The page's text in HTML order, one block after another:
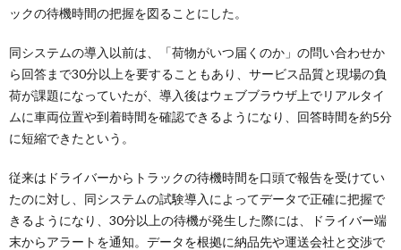
ックの待機時間の把握を図ることにした。
同システムの導入以前は、「荷物がいつ届くのか」の問い合わせか
ら回答まで30分以上を要することもあり、サービス品質と現場の負
荷が課題になっていたが、導入後はウェブブラウザ上でリアルタイ
ムに車両位置や到着時間を確認できるようになり、回答時間を約5分
に短縮できたという。
従来はドライバーからトラックの待機時間を口頭で報告を受けてい
たのに対し、同システムの試験導入によってデータで正確に把握で
きるようになり、30分以上の待機が発生した際には、ドライバー端
末からアラートを通知。データを根拠に納品先や運送会社と交渉で